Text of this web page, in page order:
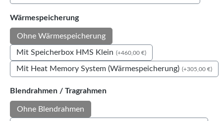
Wärmespeicherungauswählen
Ohne Wärmespeicherung
Mit Speicherbox HMS Klein (+460,00 €)
Mit Heat Memory System (Wärmespeicherung) (+305,00 €)
Blendrahmen / Tragrahmenauswählen
Ohne Blendrahmen